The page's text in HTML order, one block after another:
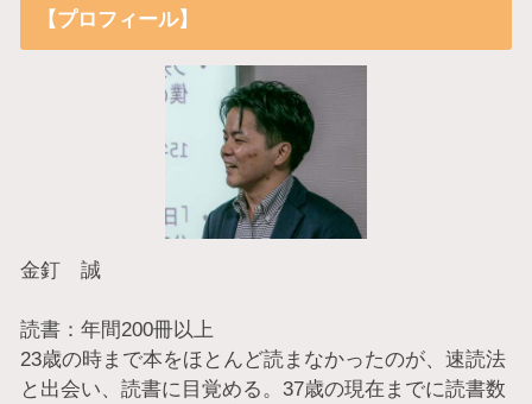
【プロフィール】
金釘 誠
読書：年間200冊以上
23歳の時まで本をほとんど読まなかったのが、速読法
と出会い、読書に目覚める。37歳の現在までに読書数